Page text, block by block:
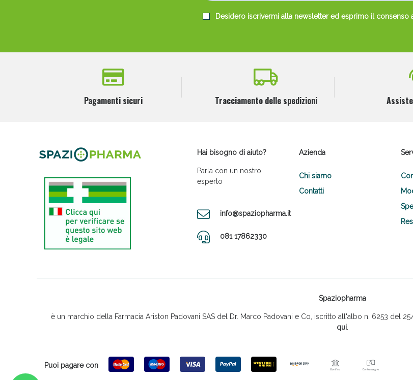
Desidero iscrivermi alla newsletter ed esprimo il consenso
Pagamenti sicuri Tracciamento delle spedizioni
Hai bisogno di aiuto?
Parla con un nostro
esperto
info@spaziopharma.it
081 17862330
Azienda
Chi siamo
Contatti
Spaziopharma
è un marchio della Farmacia Ariston Padovani SAS del Dr. Marco Padovani e Co, iscritto all'albo n. 6253 del
qui.
Puoi pagare con
Scopri le offerte di Oggi